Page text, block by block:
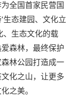
全国首家民营国
生态建园、文化立
、生态文化的载
森林，最终保护
林公园打造成一
化之山，让更多
之美。